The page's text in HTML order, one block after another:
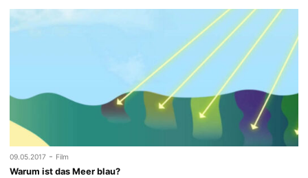
09.05.2017 - Film
Warum ist das Meer blau?